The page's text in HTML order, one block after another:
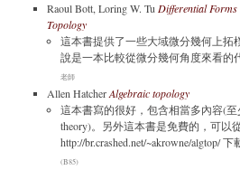
Raoul Bott, Loring W. Tu Differential
Topology
這本書提供了一些大域微分幾何上拓
說是一本比較從微分幾何角度來看的
老師
Allen HatcherAlgebraic topology
這本書寫的很好，包含相當多內容(至
theory)。另外這本書是免費的，可以
http://br.crashed.net/~akrowne/algtop/ 下
(B85)